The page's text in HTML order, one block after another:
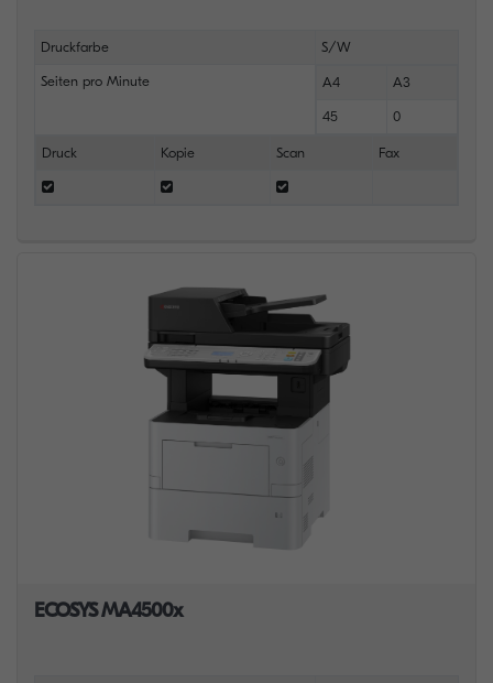
Druckfarbe S/W
Seiten pro Minute A4 A3
45 0
Druck Kopie Scan Fax
ECOSYS MA4500x